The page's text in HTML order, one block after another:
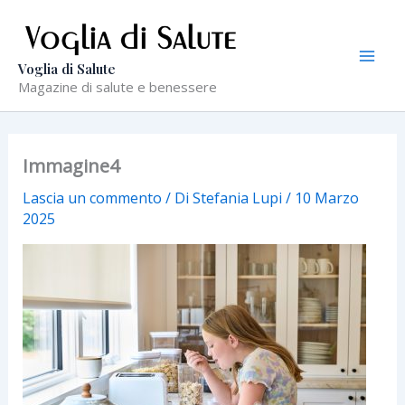
contenuto
Voglia di Salute
Magazine di salute e benessere
Immagine4
Lascia un commento / Di Stefania Lupi / 10 Marzo
2025